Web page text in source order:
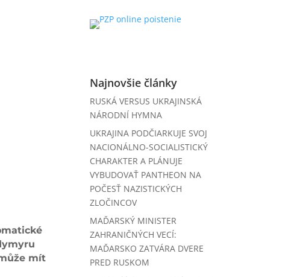
mít
Najnovšie články
RUSKÁ VERSUS UKRAJINSKÁ
NÁRODNÍ HYMNA
UKRAJINA PODČIARKUJE SVOJ
NACIONÁLNO-SOCIALISTICKÝ
CHARAKTER A PLÁNUJE
VYBUDOVAŤ PANTHEON NA
POČESŤ NAZISTICKÝCH
ZLOČINCOV
MAĎARSKÝ MINISTER
ZAHRANIČNÝCH VECÍ:
MAĎARSKO ZATVÁRA DVERE
PRED RUSKOM